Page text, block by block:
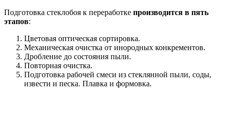
Подготовка стеклобоя к переработке производится в пять
этапов:
Цветовая оптическая сортировка.
Механическая очистка от инородных конкрементов.
Дробление до состояния пыли.
Повторная очистка.
Подготовка рабочей смеси из стеклянной пыли, соды,
извести и песка. Плавка и формовка.